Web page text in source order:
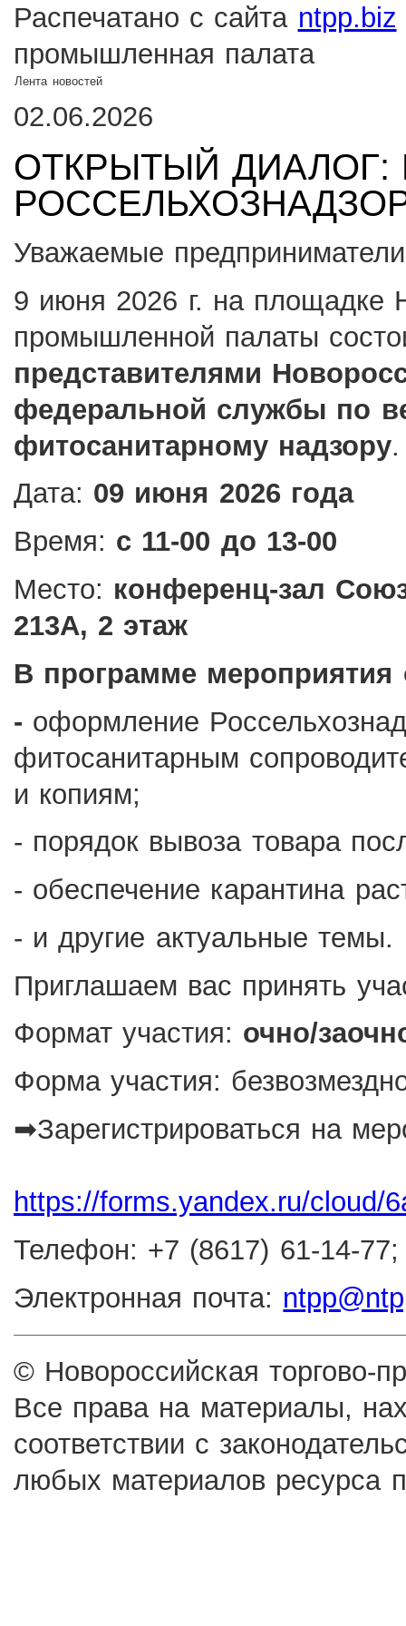
Распечатано с сайта ntpp.biz
промышленная палата
Лента новостей
02.06.2026
ОТКРЫТЫЙ
Уважаемые
9 июня 2026 г. на площадке
промышленной палаты
представителями
федеральной службы по
фитосанитарному надзору.
Дата: 09 июня 2026 года
Время: с 11-00 до 13-00
Место: конференц-зал
213А, 2 этаж
В программе
- оформление
фитосанитарным
и копиям;
- порядок вывоза товара
- обеспечение карантина
- и другие актуальные темы.
Приглашаем вас принять
Формат участия: очно/
Форма участия:
➡Зарегистрироваться на
https://forms.yandex.ru/cloud/
Телефон: +7 (8617) 61-14-77;
Электронная почта:
© Новороссийская торгово-
Все права на материалы,
соответствии с
любых материалов ресурса